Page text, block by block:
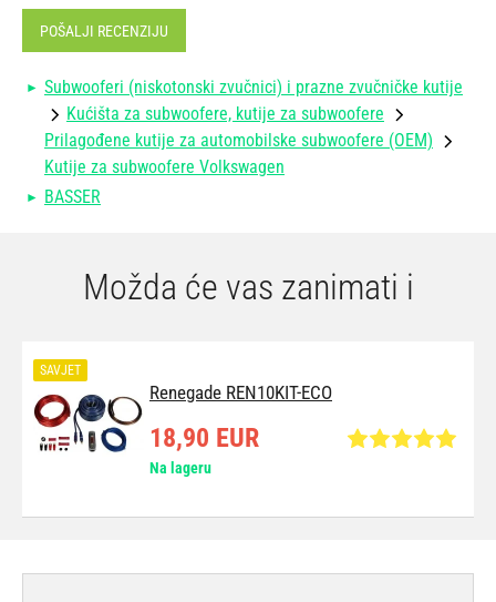
POŠALJI RECENZIJU
Subwooferi (niskotonski zvučnici) i prazne zvučničke kutije
Kućišta za subwoofere, kutije za subwoofere
Prilagođene kutije za automobilske subwoofere (OEM)
Kutije za subwoofere Volkswagen
BASSER
Možda će vas zanimati i
Renegade REN10KIT-ECO
SAVJET
18,90 EUR
Na lageru